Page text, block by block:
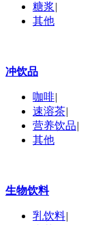
糖浆 |
其他
冲饮品
咖啡|
速溶茶|
营养饮品|
其他
生物饮料
乳饮料|